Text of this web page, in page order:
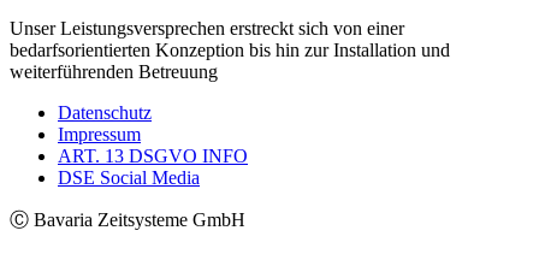
Unser Leistungsversprechen erstreckt sich von einer
bedarfsorientierten Konzeption bis hin zur Installation und
weiterführenden Betreuung
Datenschutz
Impressum
ART. 13 DSGVO INFO
DSE Social Media
Ⓒ Bavaria Zeitsysteme GmbH